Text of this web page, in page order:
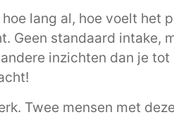
lang al, hoe voelt het
Geen standaard intake,
inzichten dan je
Twee mensen met